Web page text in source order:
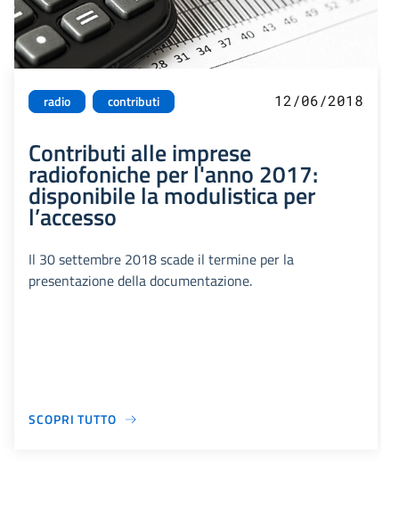
radio contributi 12/06/2018
Contributi alle imprese
radiofoniche per l'anno 2017:
disponibile la modulistica per
l’accesso
Il 30 settembre 2018 scade il termine per la
presentazione della documentazione.
SCOPRI TUTTO